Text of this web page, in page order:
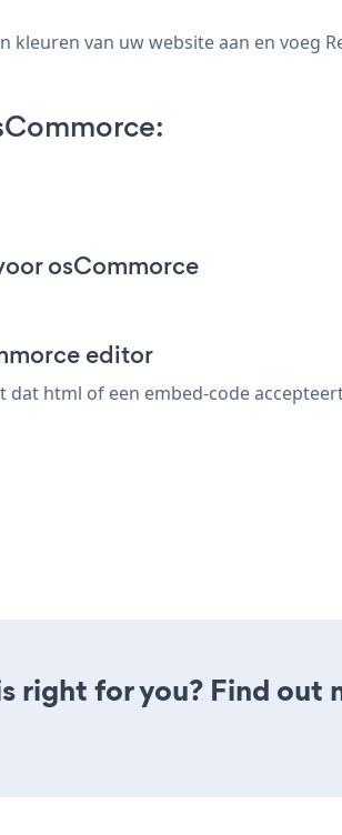
van uw website aan en voeg
osCommorce
editor
html of een embed-code
right for you? Find out